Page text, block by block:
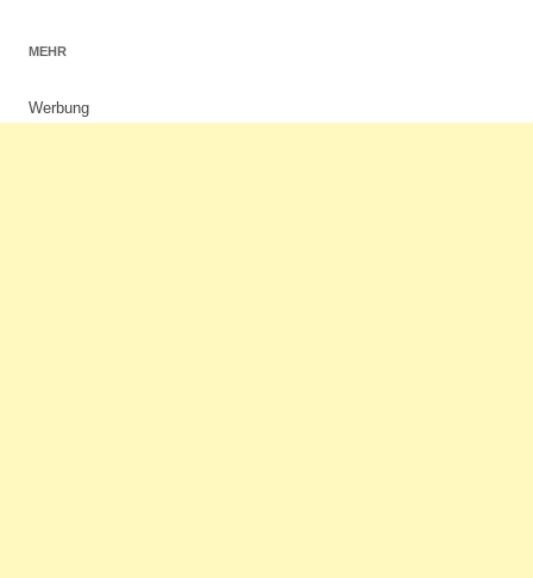
MEHR
Werbung